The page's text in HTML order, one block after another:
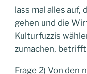
lass mal alles auf,
gehen und die
Kulturfuzzis
zumachen,
Frage 2) Von den